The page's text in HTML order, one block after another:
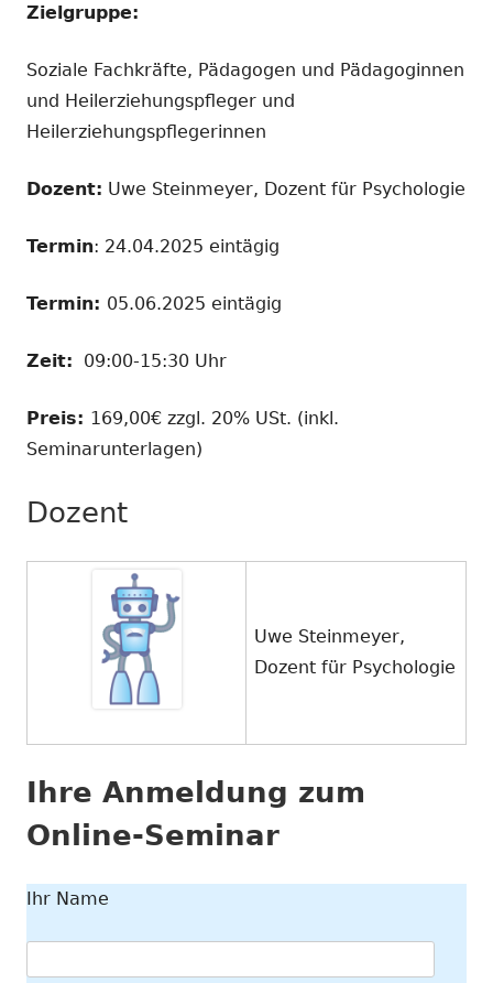
Zielgruppe:
Soziale Fachkräfte, Pädagogen und Pädagoginnen
und Heilerziehungspfleger und
Heilerziehungspflegerinnen
Dozent: Uwe Steinmeyer, Dozent für Psychologie
Termin: 24.04.2025 eintägig
Termin: 05.06.2025 eintägig
Zeit: 09:00-15:30 Uhr
Preis: 169,00€ zzgl. 20% USt. (inkl.
Seminarunterlagen)
Dozent
Uwe Steinmeyer,
Dozent für Psychologie
Ihre Anmeldung zum
Online-Seminar
Ihr Name